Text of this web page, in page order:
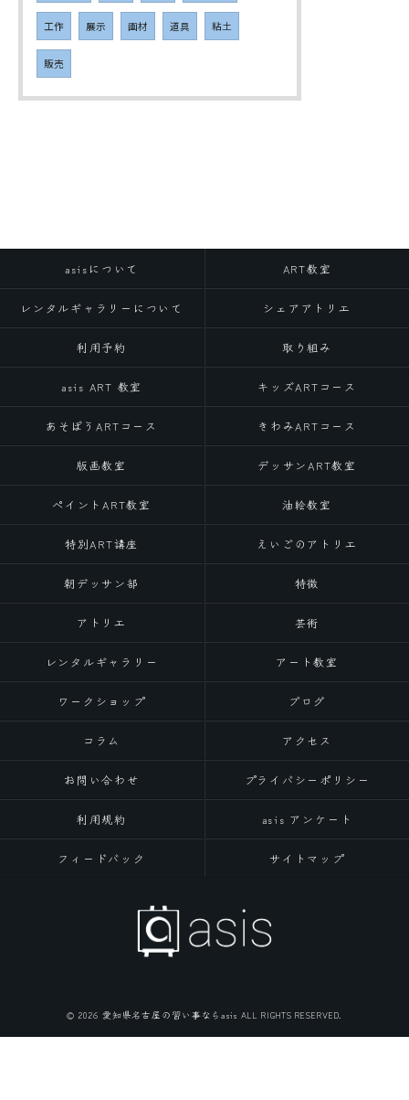
工作 展示 画材 道具 粘土
販売
asisについて ART教室
レンタルギャラリーについて シェアアトリエ
利用予約 取り組み
asis ART 教室 キッズARTコース
あそぼうARTコース きわみARTコース
版画教室 デッサンART教室
ペイントART教室 油絵教室
特別ART講座 えいごのアトリエ
朝デッサン部 特徴
アトリエ 芸術
レンタルギャラリー アート教室
ワークショップ ブログ
コラム アクセス
お問い合わせ プライバシーポリシー
利用規約 asis アンケート
フィードバック サイトマップ
© 2026 愛知県名古屋の習い事ならasis ALL RIGHTS RESERVED.